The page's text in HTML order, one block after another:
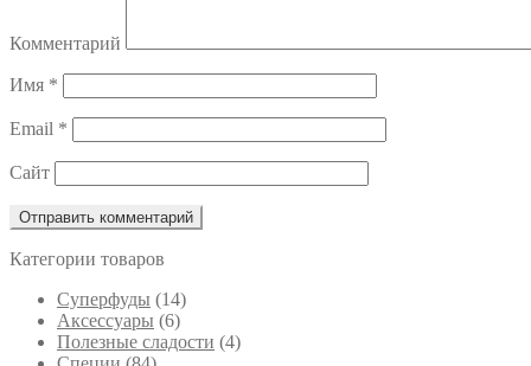
Комментарий
Имя *
Email *
Сайт
Категории товаров
Cуперфуды (14)
Аксессуары (6)
Полезные сладости (4)